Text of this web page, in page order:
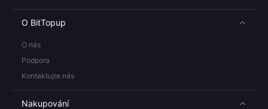
O BitTopup
O nás
Podpora
Kontaktujte nás
Nakupování